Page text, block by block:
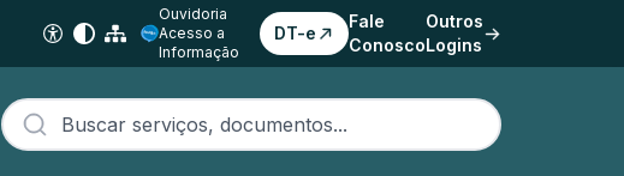
Ouvidoria
Acesso a
Informação
DT-e
Fale
Conosco
Outros
Logins
Buscar serviços, documentos...